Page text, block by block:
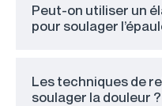
Peut-on utiliser un
pour soulager
Les techniques de
soulager la douleur ?